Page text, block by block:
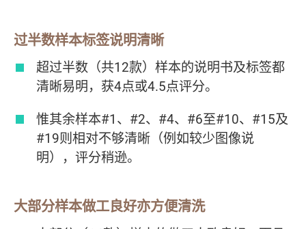
过半数样本标签说明清晰
超过半数（共12款）样本的说明书及标签都
清晰易明，获4点或4.5点评分。
惟其余样本#1、#2、#4、#6至#10、#15及
#19则相对不够清晰（例如较少图像说
明），评分稍逊。
大部分样本做工良好亦方便清洗